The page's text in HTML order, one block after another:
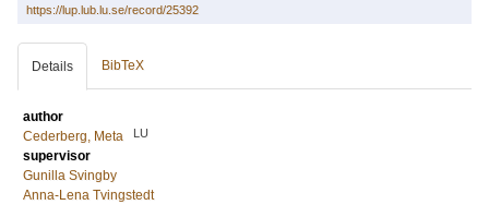
https://lup.lub.lu.se/record/25392
Details BibTeX
author
Cederberg, Meta
LU
supervisor
Gunilla Svingby
Anna-Lena Tvingstedt